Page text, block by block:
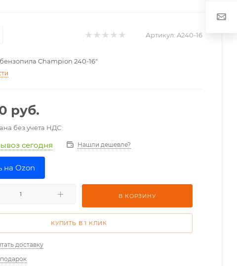
Артикул: A240-16
Champion 240-16"
руб.
без учета НДС
сегодня Нашли дешевле?
на Ozon
В КОРЗИНУ
КУПИТЬ В 1 КЛИК
доставку